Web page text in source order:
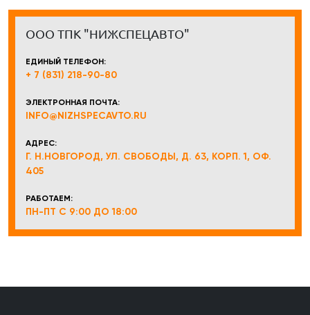
ООО ТПК "НИЖСПЕЦАВТО"
ЕДИНЫЙ ТЕЛЕФОН:
+ 7 (831) 218-90-80
ЭЛЕКТРОННАЯ ПОЧТА:
INFO@NIZHSPECAVTO.RU
АДРЕС:
Г. Н.НОВГОРОД, УЛ. СВОБОДЫ, Д. 63, КОРП. 1, ОФ.
405
РАБОТАЕМ:
ПН-ПТ С 9:00 ДО 18:00